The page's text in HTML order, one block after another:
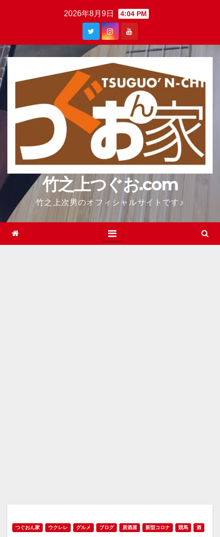
2026年8月9日 4:04 PM
竹之上つぐお.com
竹之上次男のオフィシャルサイトです♪
つぐおん家 ウクレレ グルメ ブログ 居酒屋 新型コロナ 競馬 酒